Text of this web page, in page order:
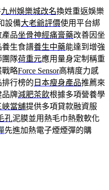
九州娛樂城改名換姓重返娛樂
設備大老爺評價使用平台綁
品坐骨神經痛膏藥改善因坐
養生食譜養生中藥能達到增強
團隊荷重元應用量身定制稱重
戰略Force Sensor高精度力感
行榜的 日本瘦身產品推薦來
品牌減肥茶飲根據多項營養學
峽當舖提供多項貸款融資服
孔泥膜並用熱毛巾熱敷軟化
先進加熱電子煙煙彈的購